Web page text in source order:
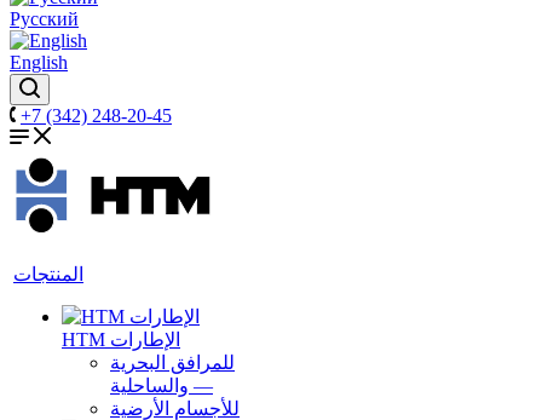
Русский
English
+7 (342) 248-20-45
المنتجات
HTM الإطارات
للمرافق البحرية
والساحلية —
للأجسام الأرضية